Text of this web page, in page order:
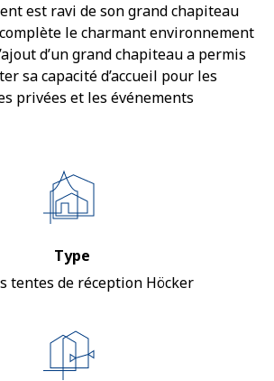
est ravi de son grand chapiteau
le charmant environnement
d’un grand chapiteau a permis
sa capacité d’accueil pour les
privées et les événements
Type
tentes de réception Höcker